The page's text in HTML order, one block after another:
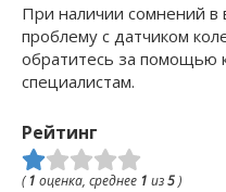
При наличии сомнений
проблему с датчиком
обратитесь за помощью
специалистам.
Рейтинг
(1 оценка, среднее 1 из5)